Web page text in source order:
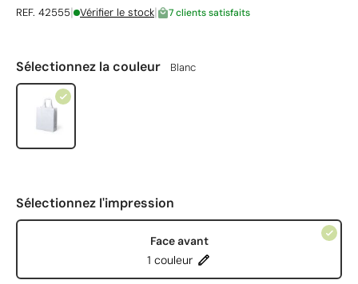
REF. 42555| Vérifier le stock| 7 clients satisfaits
Sélectionnez la couleur Blanc
Sélectionnez l'impression
Face avant
1 couleur